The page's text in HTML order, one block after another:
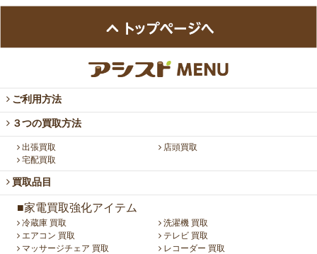
ご利用方法
３つの買取方法
出張買取
店頭買取
宅配買取
買取品目
■家電買取強化アイテム
冷蔵庫 買取
洗濯機 買取
エアコン 買取
テレビ 買取
マッサージチェア 買取
レコーダー 買取